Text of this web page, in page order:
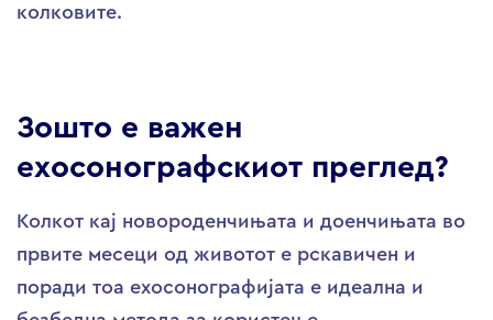
колковите.
Зошто е важен
ехосонографскиот преглед?
Колкот кај новороденчињата и доенчињата во
првите месеци од животот е рскавичен и
поради тоа ехосонографијата е идеална и